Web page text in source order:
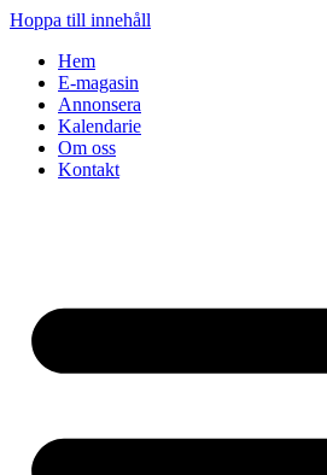
Hoppa till innehåll
Hem
E-magasin
Annonsera
Kalendarie
Om oss
Kontakt